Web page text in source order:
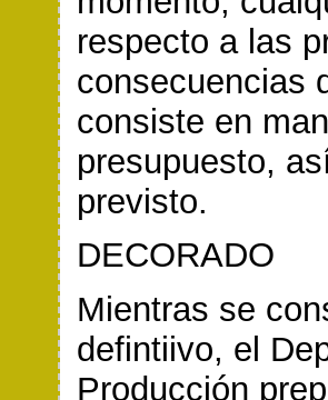
respecto a las
consecuencias
consiste en
presupuesto,
previsto.
DECORADO
Mientras se
defintiivo, el
Producción